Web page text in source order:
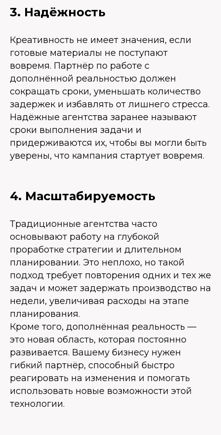
3. Надёжность
Креативность не имеет значения, если
готовые материалы не поступают
вовремя. Партнёр по работе с
дополнённой реальностью должен
сокращать сроки, уменьшать количество
задержек и избавлять от лишнего стресса.
Надёжные агентства заранее называют
сроки выполнения задачи и
придерживаются их, чтобы вы могли быть
уверены, что кампания стартует вовремя.
4. Масштабируемость
Традиционные агентства часто
основывают работу на глубокой
проработке стратегии и длительном
планировании. Это неплохо, но такой
подход требует повторения одних и тех же
задач и может задержать производство на
недели, увеличивая расходы на этапе
планирования.
Кроме того, дополнённая реальность —
это новая область, которая постоянно
развивается. Вашему бизнесу нужен
гибкий партнёр, способный быстро
реагировать на изменения и помогать
использовать новые возможности этой
технологии.